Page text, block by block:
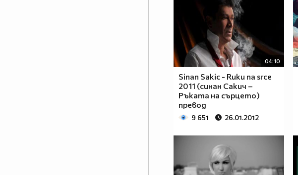
04:10
Sinan Sakic - Ruku na srce
2011 (синан Сакич –
Ръката на сърцето)
превод
9 651 26.01.2012